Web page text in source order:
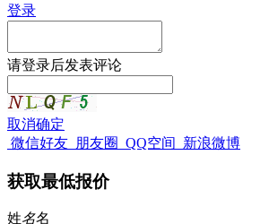
登录
请登录后发表评论
取消确定
微信好友 朋友圈 QQ空间 新浪微博
获取最低报价
姓名名